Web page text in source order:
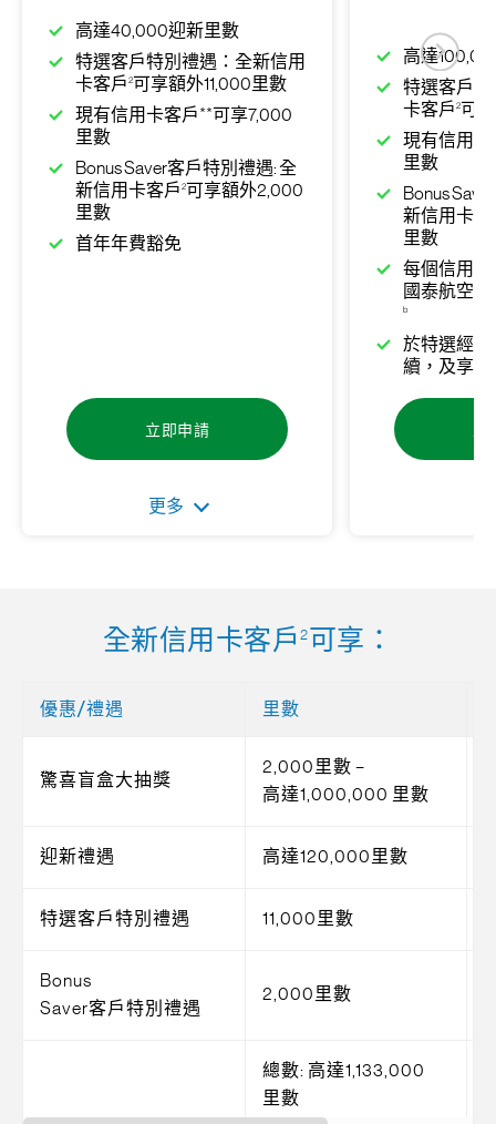
高達40,000迎新里數
特選客戶特別禮遇：全新信用
卡客戶 2 可享額外11,000里數
現有信用卡客戶**可享7,000
里數
Bonus Saver客戶特別禮遇: 全
新信用卡客戶 2 可享額外2,000
里數
首年年費豁免
立即申請
更多
高達
特選客戶
卡客戶 2 可
現有信用卡
里數
Bonus
新信用卡客
里數
每個信用
國泰航空
b
於特選經
續，及享
全新信用卡客戶2 可享：
優惠/禮遇 里數
驚喜盲盒大抽獎
2,000里數 –
高達1,000,000 里數
迎新禮遇 高達120,000里數
特選客戶特別禮遇 11,000里數
Bonus
Saver客戶特別禮遇
2,000里數
總數: 高達1,133,000
里數